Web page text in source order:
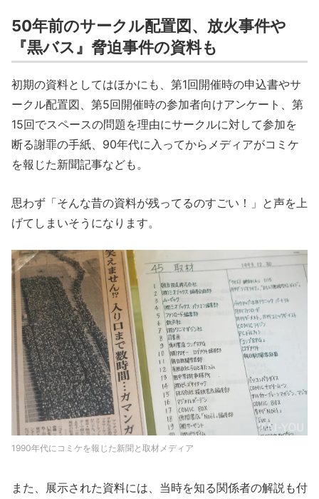
50年前のサークル配置図、放火事件や
『黒バス』脅迫事件の資料も
初期の資料としてはほかにも、第1回開催時の申込書やサ
ークル配置図、第5回開催時の参加者向けアンケート、第
15回でスペースの問題を理由にサークルに対して参加を
断る謝罪の手紙、90年代に入ってからメディアがコミケ
を報じた新聞記事なども。
思わず「そんな昔の資料が残ってるのすごい！」と声を上
げてしまいそうになります。
1990年代にコミケを報じた新聞と取材メディア
また、展示された資料には、当時を知る関係者の解説も付